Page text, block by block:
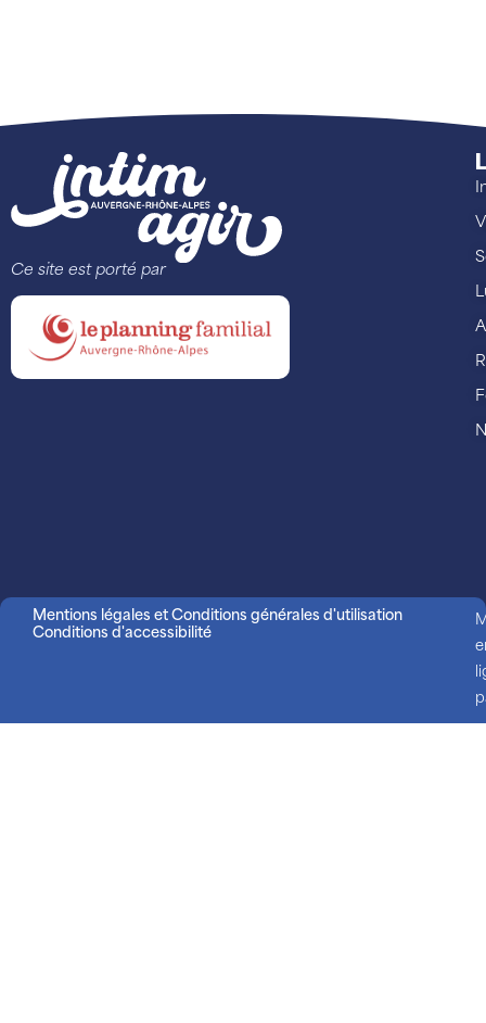
Ce site est porté par
Mentions légales et Conditions générales d'utilisation
Conditions d'accessibilité